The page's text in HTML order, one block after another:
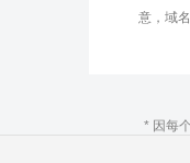
意，域
* 因每